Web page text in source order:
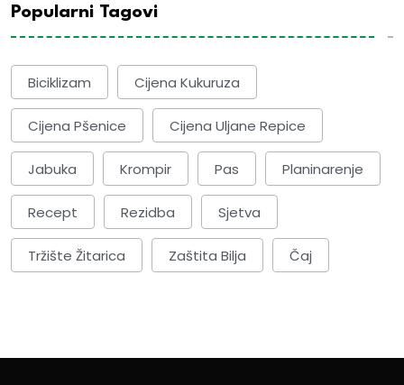
Popularni Tagovi
Biciklizam Cijena Kukuruza
Cijena Pšenice Cijena Uljane Repice
Jabuka Krompir Pas Planinarenje
Recept Rezidba Sjetva
Tržište Žitarica Zaštita Bilja Čaj